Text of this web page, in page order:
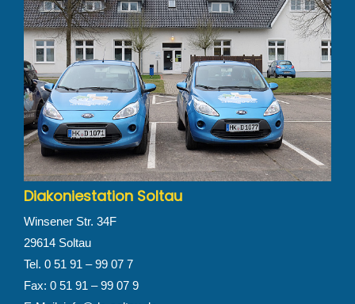
Diakoniestation Soltau
Winsener Str. 34F
29614 Soltau
Tel. 0 51 91 – 99 07 7
Fax: 0 51 91 – 99 07 9